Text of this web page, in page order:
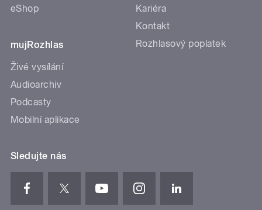
eShop
mujRozhlas
Živé vysílání
Audioarchiv
Podcasty
Mobilní aplikace
Kariéra
Kontakt
Rozhlasový poplatek
Sledujte nás